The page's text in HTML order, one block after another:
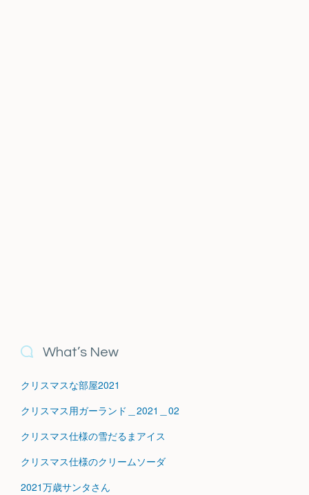
What’s New
クリスマスな部屋2021
クリスマス用ガーランド＿2021＿02
クリスマス仕様の雪だるまアイス
クリスマス仕様のクリームソーダ
2021万歳サンタさん